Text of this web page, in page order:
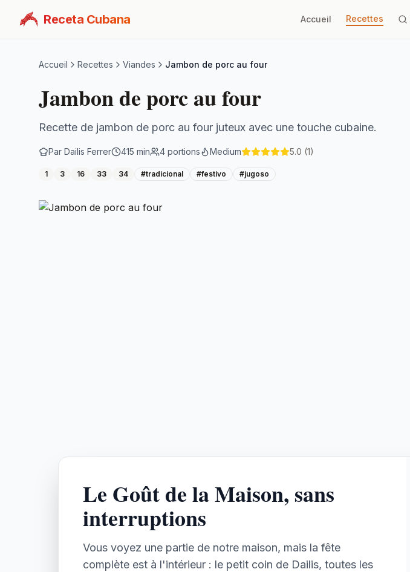
Receta Cubana Accueil Recettes
Accueil Recettes Viandes Jambon de porc au four
Jambon de porc au four
Recette de jambon de porc au four juteux avec une touche cubaine.
Par Dailis Ferrer 415 min 4 portions Medium 5.0 (1)
1 3 16 33 34 #tradicional #festivo #jugoso
Le Goût de la Maison, sans
interruptions
Vous voyez une partie de notre maison, mais la fête
complète est à l'intérieur : le petit coin de Dailis, toutes les